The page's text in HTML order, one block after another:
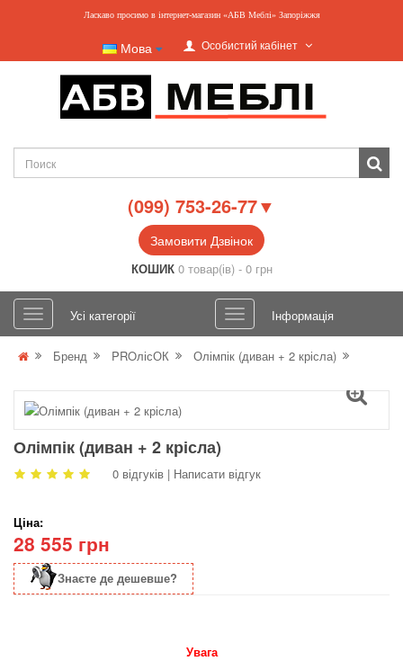
Ласкаво просимо в інтернет-магазин «АБВ Меблі» Запоріжжя
Мова Особистий кабінет
(099) 753-26-77▼
Замовити Дзвінок
КОШИК 0 товар(ів) - 0 грн
Усі категорії Інформація
Бренд PROлісОК Олімпік (диван + 2 крісла)
Олімпік (диван + 2 крісла)
0 відгуків | Написати відгук
Ціна:
28 555 грн
Знаєте де дешевше?
Увага